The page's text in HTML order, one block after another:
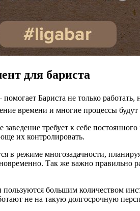
для бариста
Бариста не только
времени и многие процессы
требует к себе
их контролировать.
в режиме многозадачности,
Так же важно правильно
большим количеством
не на такую долгосрочную